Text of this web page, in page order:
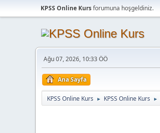
KPSS Online Kursforumuna hoşgeldiniz.
Ağu 07, 2026, 10:33 ÖÖ
Ana Sayfa
KPSS Online Kurs ► KPSS Online Kurs ►